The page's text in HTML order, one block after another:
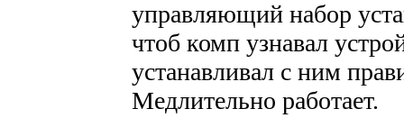
управляющий набор
чтоб комп узнавал
устанавливал с ним
Медлительно работает.